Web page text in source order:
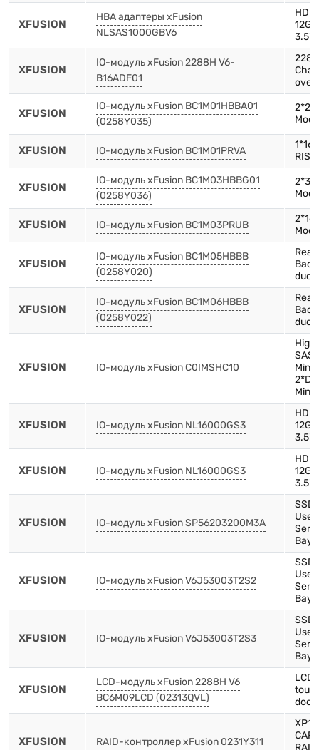
XFUSION
HBA адаптеры xFusion
NLSAS1000GBV6
XFUSION
IO-модуль xFusion 2288H V6-
B16ADF01
XFUSION
IO-модуль xFusion BC1M01HBBA01
(0258Y035)
XFUSION IO-модуль xFusion BC1M01PRVA
XFUSION
IO-модуль xFusion BC1M03HBBG01
(0258Y036)
XFUSION IO-модуль xFusion BC1M03PRUB
XFUSION
IO-модуль xFusion BC1M05HBBB
(0258Y020)
XFUSION
IO-модуль xFusion BC1M06HBBB
(0258Y022)
XFUSION IO-модуль xFusion C0IMSHC10
High
SAS
Mini
Mini
XFUSION IO-модуль xFusion NL16000GS3
XFUSION IO-модуль xFusion NL16000GS3
XFUSION IO-модуль xFusion SP56203200M3A
Bay)
XFUSION IO-модуль xFusion V6J53003T2S2
Bay)
XFUSION IO-модуль xFusion V6J53003T2S3
Bay)
XFUSION
LCD-модуль xFusion 2288H V6
BC6M09LCD (02313QVL)
LCD
XFUSION RAID-контроллер xFusion 0231Y311